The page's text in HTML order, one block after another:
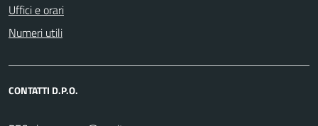
Uffici e orari
Numeri utili
CONTATTI D.P.O.